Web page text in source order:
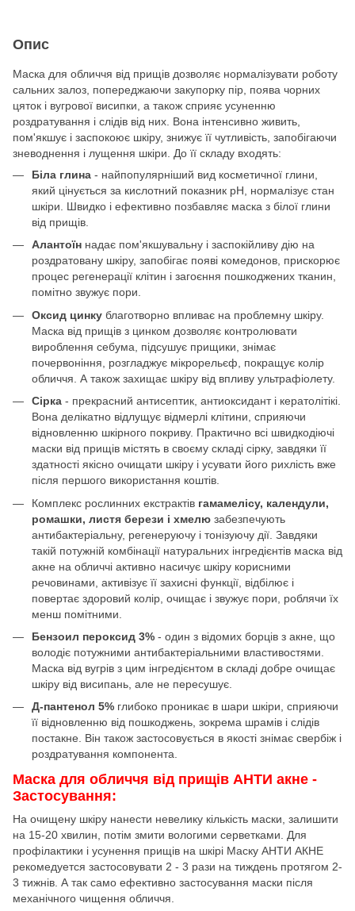
Опис
Маска для обличчя від прищів дозволяє нормалізувати роботу
сальних залоз, попереджаючи закупорку пір, поява чорних
цяток і вугрової висипки, а також сприяє усуненню
роздратування і слідів від них. Вона інтенсивно живить,
пом'якшує і заспокоює шкіру, знижує її чутливість, запобігаючи
зневоднення і лущення шкіри. До її складу входять:
Біла глина - найпопулярніший вид косметичної глини,
який цінується за кислотний показник pH, нормалізує стан
шкіри. Швидко і ефективно позбавляє маска з білої глини
від прищів.
Алантоїн надає пом'якшувальну і заспокійливу дію на
роздратовану шкіру, запобігає появі комедонов, прискорює
процес регенерації клітин і загоєння пошкоджених тканин,
помітно звужує пори.
Оксид цинку благотворно впливає на проблемну шкіру.
Маска від прищів з цинком дозволяє контролювати
вироблення себума, підсушує прищики, знімає
почервоніння, розгладжує мікрорельєф, покращує колір
обличчя. А також захищає шкіру від впливу ультрафіолету.
Сірка - прекрасний антисептик, антиоксидант і кератолітікі.
Вона делікатно відлущує відмерлі клітини, сприяючи
відновленню шкірного покриву. Практично всі швидкодіючі
маски від прищів містять в своєму складі сірку, завдяки її
здатності якісно очищати шкіру і усувати його рихлість вже
після першого використання коштів.
Комплекс рослинних екстрактів гамамелісу, календули,
ромашки, листя берези і хмелю забезпечують
антибактеріальну, регенеруючу і тонізуючу дії. Завдяки
такій потужній комбінації натуральних інгредієнтів маска від
акне на обличчі активно насичує шкіру корисними
речовинами, активізує її захисні функції, відбілює і
повертає здоровий колір, очищає і звужує пори, роблячи їх
менш помітними.
Бензоил пероксид 3% - один з відомих борців з акне, що
володіє потужними антибактеріальними властивостями.
Маска від вугрів з цим інгредієнтом в складі добре очищає
шкіру від висипань, але не пересушує.
Д-пантенол 5% глибоко проникає в шари шкіри, сприяючи
її відновленню від пошкоджень, зокрема шрамів і слідів
постакне. Він також застосовується в якості знімає свербіж і
роздратування компонента.
Маска для обличчя від прищів АНТИ акне -
Застосування:
На очищену шкіру нанести невелику кількість маски, залишити
на 15-20 хвилин, потім змити вологими серветками. Для
профілактики і усунення прищів на шкірі Маску АНТИ АКНЕ
рекомедуется застосовувати 2 - 3 рази на тиждень протягом 2-
3 тижнів. А так само ефективно застосування маски після
механічного чищення обличчя.